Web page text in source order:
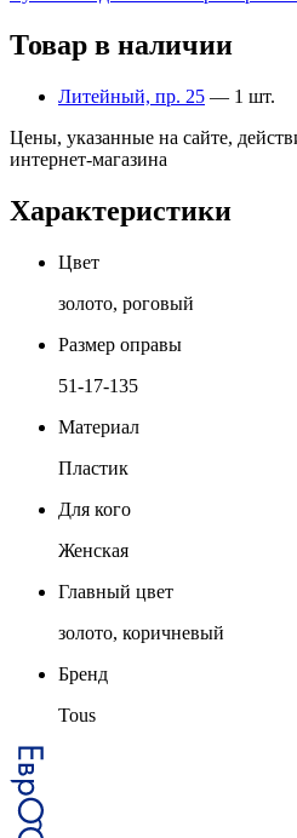
Товар в наличии
Литейный, пр. 25 — 1 шт.
Цены, указанные на сайте,
интернет-магазина
Характеристики
Цвет
золото, роговый
Размер оправы
51-17-135
Материал
Пластик
Для кого
Женская
Главный цвет
золото, коричневый
Бренд
Tous